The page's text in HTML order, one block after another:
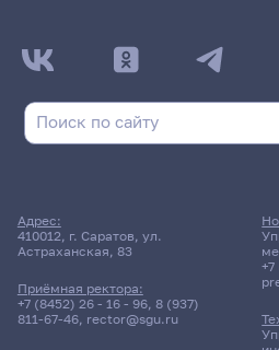
Адрес:
410012, г. Саратов, ул.
Астраханская, 83
Приёмная ректора:
+7 (8452) 26 - 16 - 96, 8 (937)
811-67-46, rector@sgu.ru